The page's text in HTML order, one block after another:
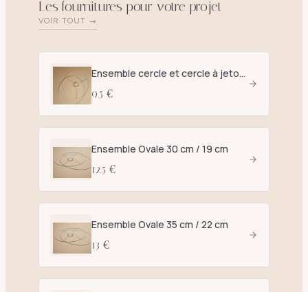
Les fournitures pour votre projet
VOIR TOUT →
Ensemble cercle et cercle à jetons D. 25 cm blanc - E27
9.5 €
Ensemble Ovale 30 cm / 19 cm
12.5 €
Ensemble Ovale 35 cm / 22 cm
13 €